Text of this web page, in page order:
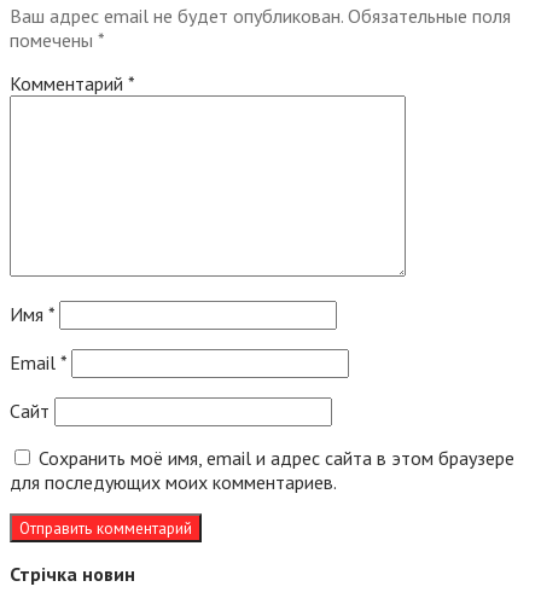
Ваш адрес email не будет опубликован. Обязательные поля
помечены *
Комментарий *
Имя *
Email *
Сайт
Сохранить моё имя, email и адрес сайта в этом браузере
для последующих моих комментариев.
Стрічка новин